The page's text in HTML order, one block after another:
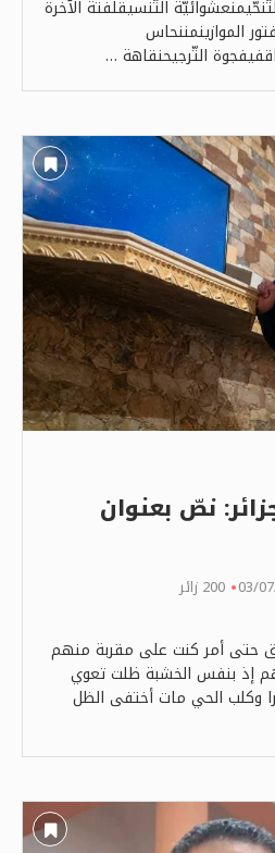
التّنسيقلفتة الآخرة
الموازينمننحاس
التّرجيحنقاهة …
نصّ بعنوان
03/ 200 زائر
حتى أمر كنت على مقربة منهم
إذ بنفس الخشبة ظلت تعوي
وكلب الحي مات أختفى الظل